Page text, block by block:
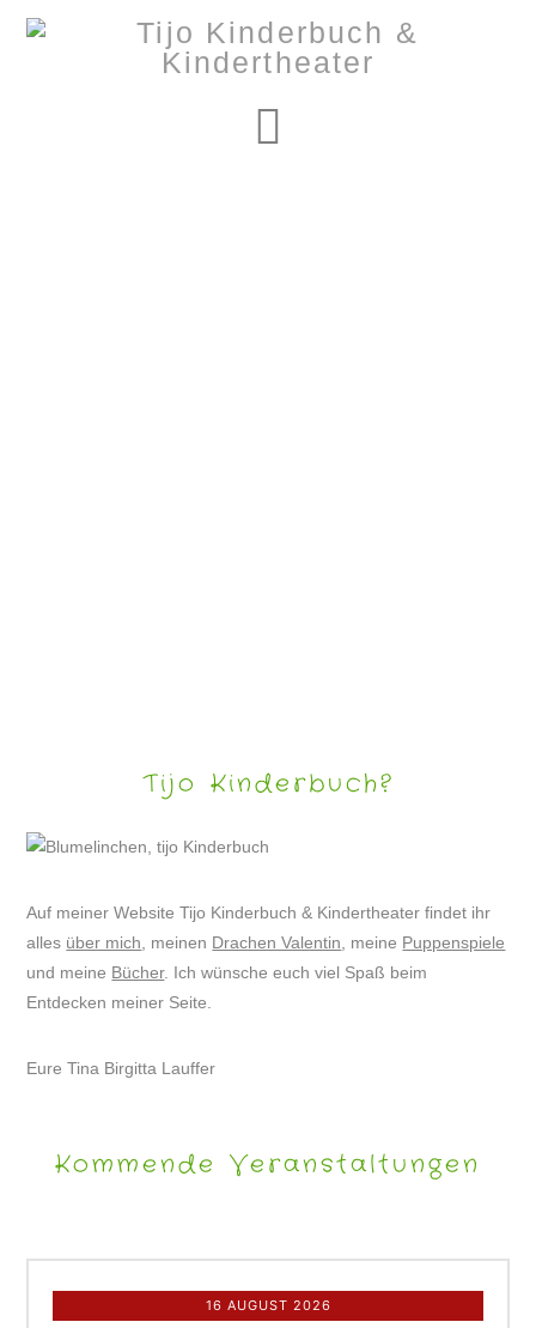
Tijo Kinderbuch?
Auf meiner Website Tijo Kinderbuch & Kindertheater findet ihr
alles über mich , meinen Drachen Valentin , meine Puppenspiele
und meine Bücher. Ich wünsche euch viel Spaß beim
Entdecken meiner Seite.
Eure Tina Birgitta Lauffer
Kommende Veranstaltungen
16 AUGUST 2026